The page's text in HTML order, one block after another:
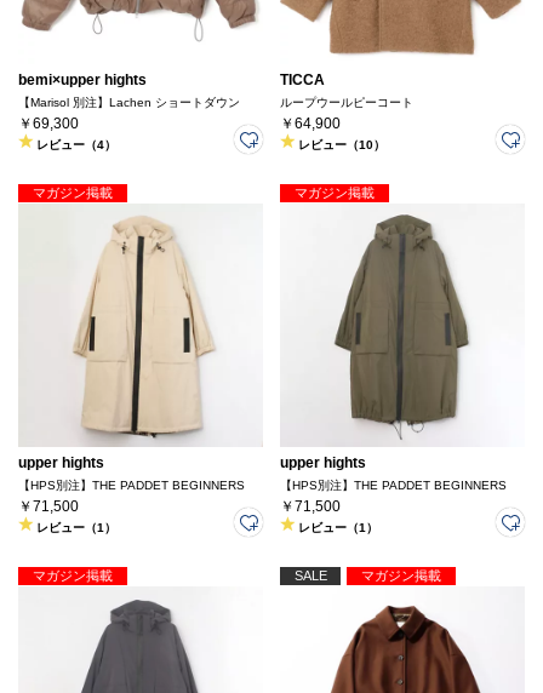
bemi×upper hights
【Marisol 別注】Lachen ショートダウン
￥69,300
レビュー（4）
TICCA
ループウールピーコート
￥64,900
レビュー（10）
マガジン掲載
upper hights
【HPS別注】THE PADDET BEGINNERS
￥71,500
レビュー（1）
マガジン掲載
upper hights
【HPS別注】THE PADDET BEGINNERS
￥71,500
レビュー（1）
マガジン掲載 SALE マガジン掲載